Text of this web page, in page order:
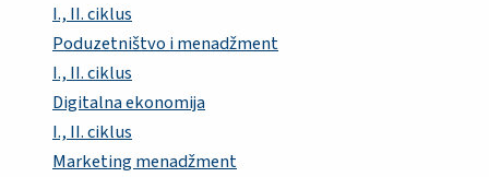
I., II. ciklus
Poduzetništvo i menadžment
I., II. ciklus
Digitalna ekonomija
I., II. ciklus
Marketing menadžment